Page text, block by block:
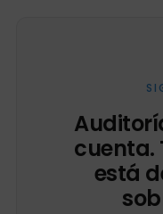
cuenta.
está